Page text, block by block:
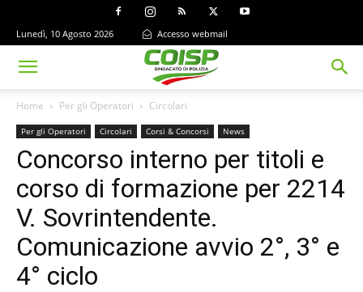
Lunedì, 10 Agosto 2026 Accesso webmail
Home Per gli Operatori Circolari
Per gli Operatori Circolari Corsi & Concorsi News
Concorso interno per titoli e
corso di formazione per 2214
V. Sovrintendente.
Comunicazione avvio 2°, 3° e
4° ciclo